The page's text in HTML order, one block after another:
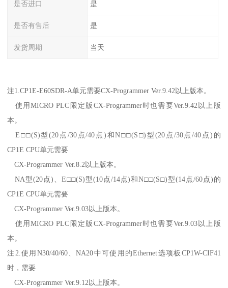
是否进口 是
是否有售后 是
发货周期 当天
注1.CP1E-E60SDR-A单元需要CX-Programmer Ver.9.42以上版本。
使用MICRO PLC限定版CX-Programmer时也需要Ver.9.42以上版
本。
E□□(S)型(20点/30点/40点)和N□□(S□)型(20点/30点/40点)的
CP1E CPU单元需要
CX-Programmer Ver.8.2以上版本。
NA型(20点)、E□□(S)型(10点/14点)和N□□(S□)型(14点/60点)的
CP1E CPU单元需要
CX-Programmer Ver.9.03以上版本。
使用MICRO PLC限定版CX-Programmer时也需要Ver.9.03以上版
本。
注2.使用N30/40/60、NA20中可使用的Ethernet选项板CP1W-CIF41
时，需要
CX-Programmer Ver.9.12以上版本。